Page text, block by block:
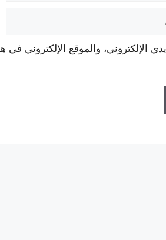
الإلكتروني، والموقع الإلكتروني في